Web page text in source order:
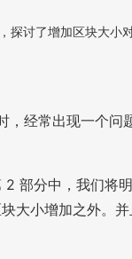
讨了增加区块大
经常出现一个
部分中，我们
大小增加之外。